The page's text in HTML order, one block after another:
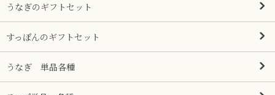
うなぎのギフトセット
すっぽんのギフトセット
うなぎ 単品各種